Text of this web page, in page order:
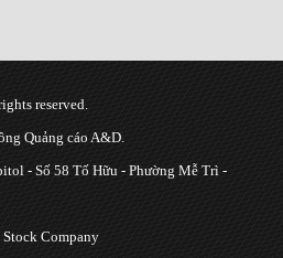
reserved.
Quảng cáo A&D.
- Số 58 Tố Hữu - Phường Mễ Trì -
Company